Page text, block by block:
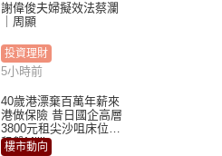
謝偉俊夫婦擬效法蔡瀾
｜周顯
投資理財
5小時前
40歲港漂棄百萬年薪來
港做保險 昔日國企高層
3800元租尖沙咀床位｜
租盤Million
樓市動向